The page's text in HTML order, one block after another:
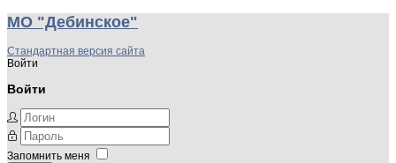
МО "Дебинское"
Стандартная версия сайта
Войти
Войти
Запомнить меня